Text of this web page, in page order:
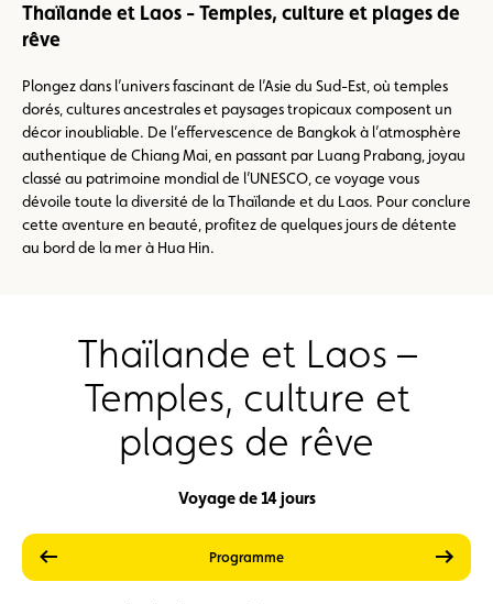
Thaïlande et Laos - Temples, culture et plages de
rêve
Plongez dans l’univers fascinant de l’Asie du Sud-Est, où temples
dorés, cultures ancestrales et paysages tropicaux composent un
décor inoubliable. De l’effervescence de Bangkok à l’atmosphère
authentique de Chiang Mai, en passant par Luang Prabang, joyau
classé au patrimoine mondial de l’UNESCO, ce voyage vous
dévoile toute la diversité de la Thaïlande et du Laos. Pour conclure
cette aventure en beauté, profitez de quelques jours de détente
au bord de la mer à Hua Hin.
Thaïlande et Laos –
Temples, culture et
plages de rêve
Voyage de 14 jours
précédent ProgrammePrestations
Prix